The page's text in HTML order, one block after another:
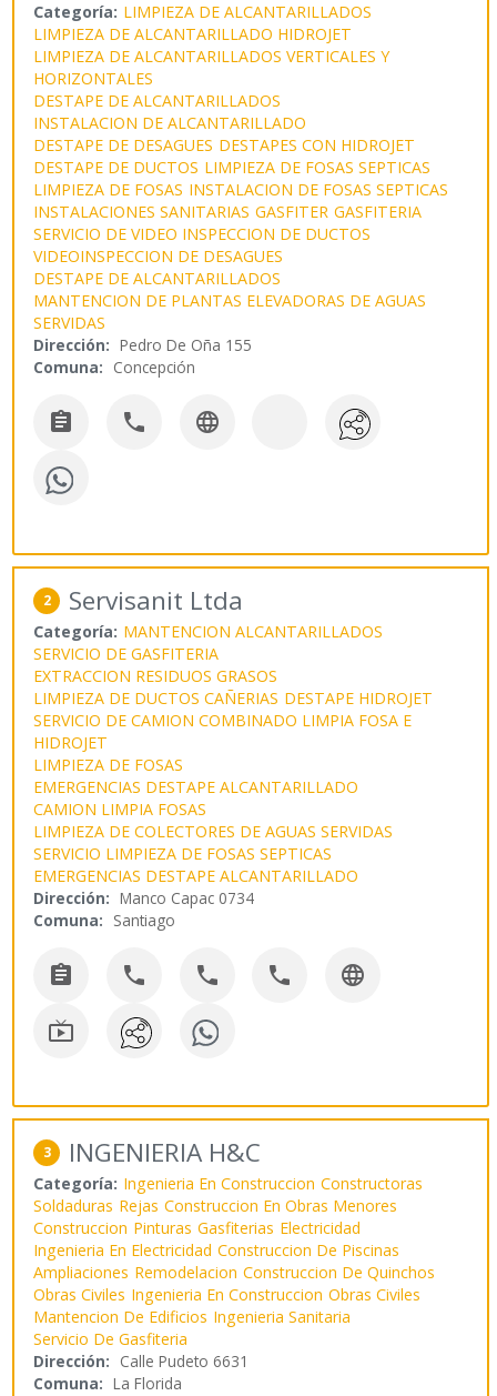
Categoría: LIMPIEZA DE ALCANTARILLADOS
LIMPIEZA DE ALCANTARILLADO HIDROJET
LIMPIEZA DE ALCANTARILLADOS VERTICALES Y
HORIZONTALES
DESTAPE DE ALCANTARILLADOS
INSTALACION DE ALCANTARILLADO
DESTAPE DE DESAGUES DESTAPES CON HIDROJET
DESTAPE DE DUCTOS LIMPIEZA DE FOSAS SEPTICAS
LIMPIEZA DE FOSAS INSTALACION DE FOSAS SEPTICAS
INSTALACIONES SANITARIAS GASFITER GASFITERIA
SERVICIO DE VIDEO INSPECCION DE DUCTOS
VIDEOINSPECCION DE DESAGUES
DESTAPE DE ALCANTARILLADOS
MANTENCION DE PLANTAS ELEVADORAS DE AGUAS
SERVIDAS
Dirección: Pedro De Oña 155
Comuna: Concepción
  
2 Servisanit Ltda
Categoría: MANTENCION ALCANTARILLADOS
SERVICIO DE GASFITERIA
EXTRACCION RESIDUOS GRASOS
LIMPIEZA DE DUCTOS CAÑERIAS DESTAPE HIDROJET
SERVICIO DE CAMION COMBINADO LIMPIA FOSA E
HIDROJET
LIMPIEZA DE FOSAS
EMERGENCIAS DESTAPE ALCANTARILLADO
CAMION LIMPIA FOSAS
LIMPIEZA DE COLECTORES DE AGUAS SERVIDAS
SERVICIO LIMPIEZA DE FOSAS SEPTICAS
EMERGENCIAS DESTAPE ALCANTARILLADO
Dirección: Manco Capac 0734
Comuna: Santiago
    

3 INGENIERIA H&C
Categoría: Ingenieria En Construccion Constructoras
Soldaduras Rejas Construccion En Obras Menores
Construccion Pinturas Gasfiterias Electricidad
Ingenieria En Electricidad Construccion De Piscinas
Ampliaciones Remodelacion Construccion De Quinchos
Obras Civiles Ingenieria En Construccion Obras Civiles
Mantencion De Edificios Ingenieria Sanitaria
Servicio De Gasfiteria
Dirección: Calle Pudeto 6631
Comuna: La Florida